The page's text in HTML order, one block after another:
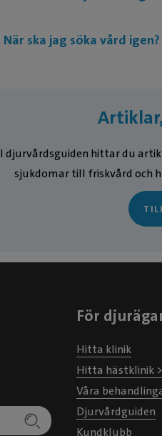
När ska jag söka vård igen?
I djurvårdsguiden hittar du
sjukdomar till friskvård och
För
Hitta klinik
Hitta hästklinik >
Våra
Djurvårdguiden
Kundklubb